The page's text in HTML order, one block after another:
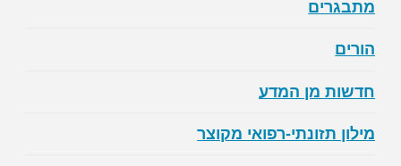
מתבגרים
הורים
חדשות מן המדע
מילון תזונתי-רפואי מקוצר